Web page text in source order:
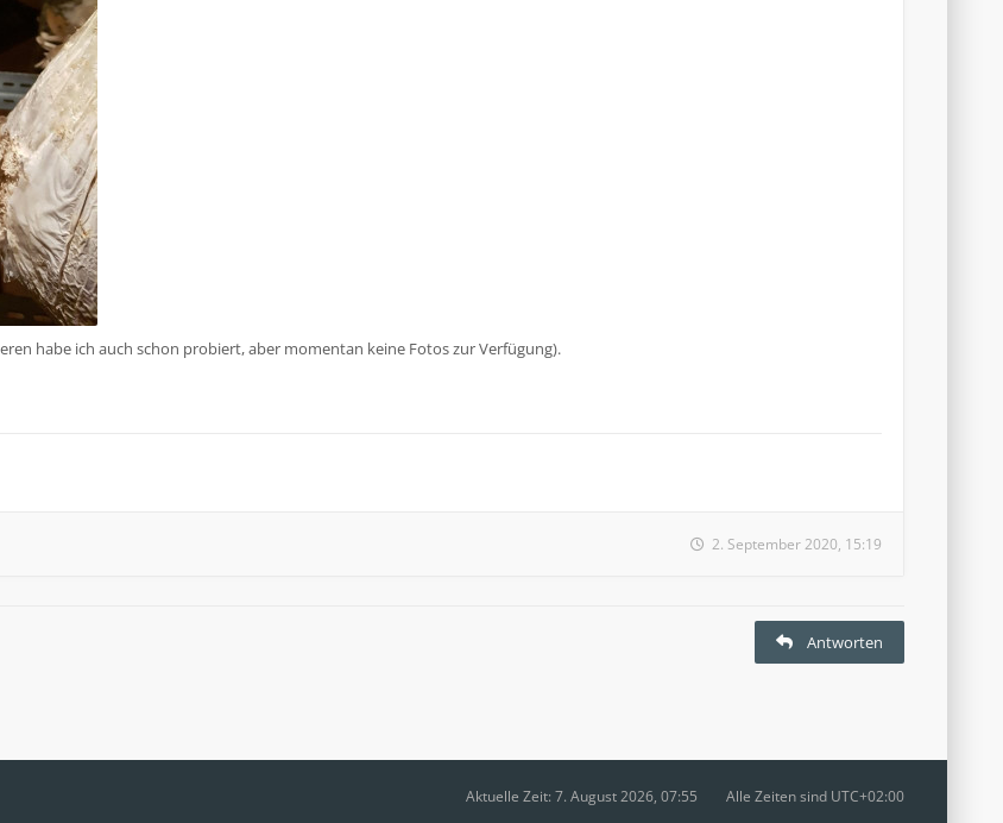
habe ich auch schon probiert, aber momentan keine Fotos zur Verfügung).
2. September 2020, 15:19
Antworten
Alle Zeiten sind UTC+02:00
Aktuelle Zeit: 7. August 2026, 07:55